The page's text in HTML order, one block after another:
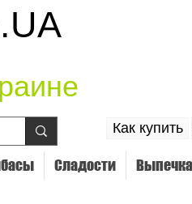
Как купить
Сладости Выпечка